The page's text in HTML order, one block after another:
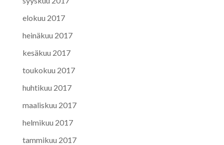
elokuu 2017
heinäkuu 2017
kesäkuu 2017
toukokuu 2017
huhtikuu 2017
maaliskuu 2017
helmikuu 2017
tammikuu 2017